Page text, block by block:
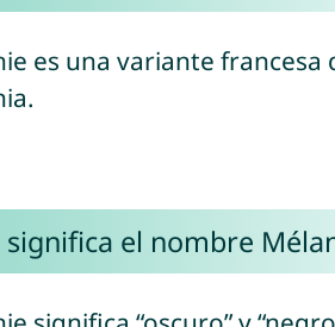
es una variante
significa el nombre